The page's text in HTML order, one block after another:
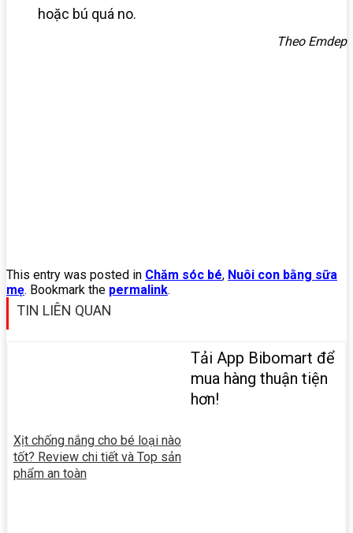
hoặc bú quá no.
Theo Emdep
This entry was posted in Chăm sóc bé, Nuôi con bằng sữa
mẹ. Bookmark the permalink.
TIN LIÊN QUAN
Xịt chống nắng cho bé loại nào
tốt? Review chi tiết và Top sản
phẩm an toàn
Tải App Bibomart để
mua hàng thuận tiện
hơn!